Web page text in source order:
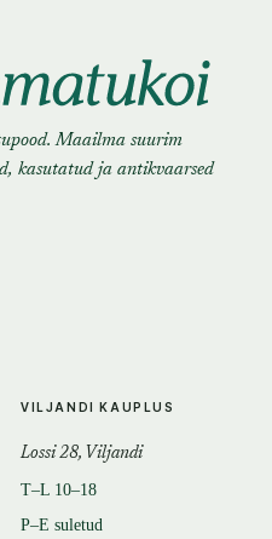
Maailma suurim
kasutatud ja antikvaarsed
VILJANDI KAUPLUS
Lossi 28, Viljandi
T–L 10–18
P–E suletud